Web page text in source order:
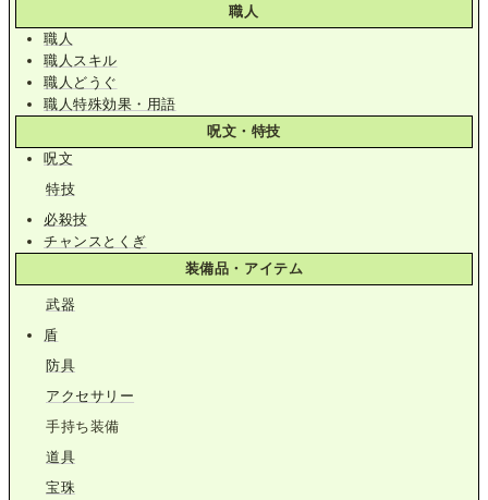
職人
職人
職人スキル
職人どうぐ
職人特殊効果・用語
呪文・特技
呪文
特技
必殺技
チャンスとくぎ
装備品・アイテム
武器
盾
防具
アクセサリー
手持ち装備
道具
宝珠